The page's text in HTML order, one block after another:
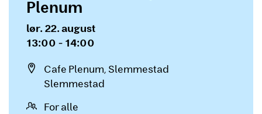
Plenum
lør. 22. august
13:00 - 14:00
Cafe Plenum, Slemmestad
Slemmestad
For alle